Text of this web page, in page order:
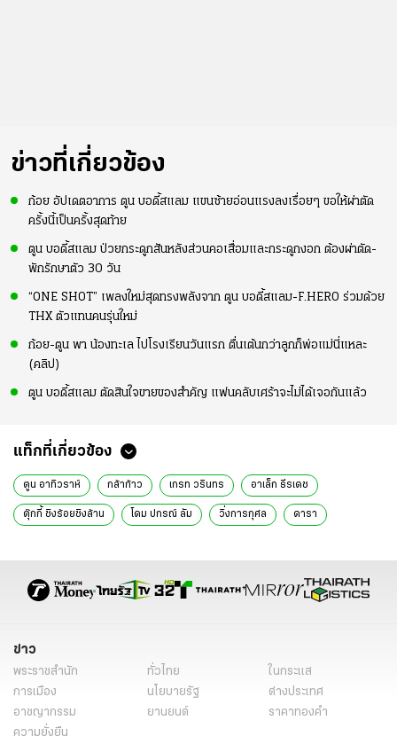
ข่าวที่เกี่ยวข้อง
ก้อย อัปเดตอาการ ตูน บอดี้สแลม แขนซ้ายอ่อนแรงลงเรื่อยๆ ขอให้ผ่าตัด
ครั้งนี้เป็นครั้งสุดท้าย
ตูน บอดี้สแลม ป่วยกระดูกสันหลังส่วนคอเสื่อมและกระดูกงอก ต้องผ่าตัด-
พักรักษาตัว 30 วัน
“ONE SHOT” เพลงใหม่สุดทรงพลังจาก ตูน บอดี้สแลม-F.HERO ร่วมด้วย
THX ตัวแทนคนรุ่นใหม่
ก้อย-ตูน พา น้องทะเล ไปโรงเรียนวันแรก ตื่นเต้นกว่าลูกก็พ่อแม่นี่แหละ
(คลิป)
ตูน บอดี้สแลม ตัดสินใจขายของสำคัญ แฟนคลับเศร้าจะไม่ได้เจอกันแล้ว
แท็กที่เกี่ยวข้อง
ตูน อาทิวราห์ กล้าก้าว เกรท วรินทร อาเล็ก ธีรเดช
ตุ๊กกี้ ชิงร้อยชิงล้าน โดม ปกรณ์ ลัม วิ่งการกุศล ดารา
ข่าว
พระราชสำนัก ทั่วไทย
ในกระแส
การเมือง
นโยบายรัฐ
ต่างประเทศ
อาชญากรรม
ยานยนต์
ราคาทองคำ
ความยั่งยืน